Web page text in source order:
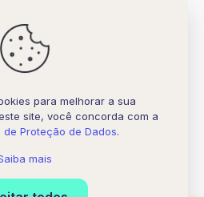
- CNPJ 37.117.877.0001-77
Reservados
para melhorar a sua
site, você concorda com a
de Proteção de Dados.
mais